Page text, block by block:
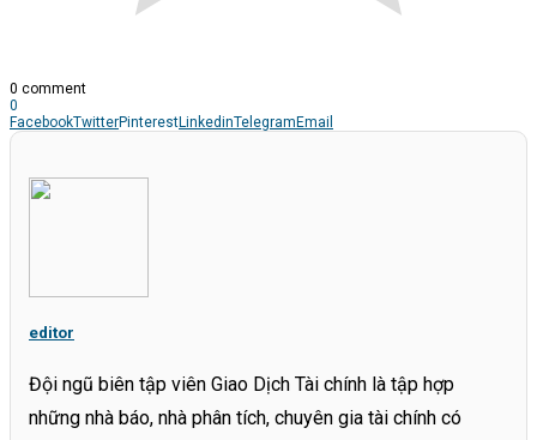
0 comment
0
FacebookTwitterPinterestLinkedinTelegramEmail
editor
Đội ngũ biên tập viên Giao Dịch Tài chính là tập hợp
những nhà báo, nhà phân tích, chuyên gia tài chính có